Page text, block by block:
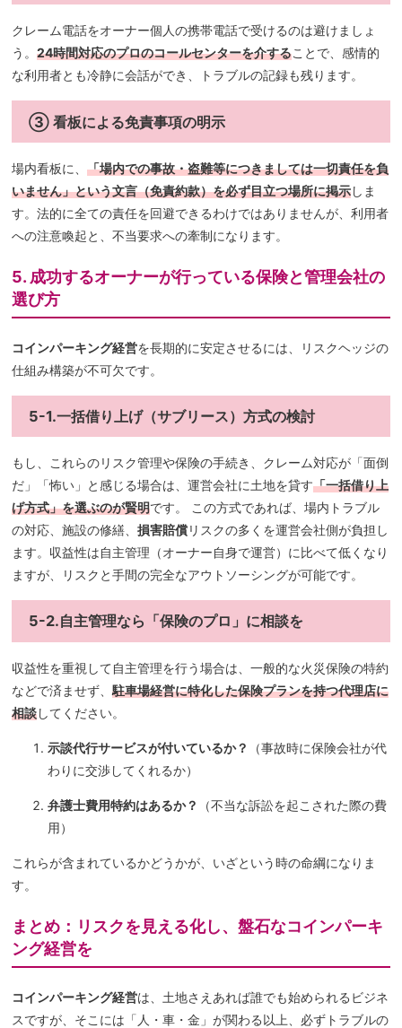
クレーム電話をオーナー個人の携帯電話で受けるのは避けましょ
う。24時間対応のプロのコールセンターを介することで、感情的
な利用者とも冷静に会話ができ、トラブルの記録も残ります。
③ 看板による免責事項の明示
場内看板に、「場内での事故・盗難等につきましては一切責任を負
いません」という文言（免責約款）を必ず目立つ場所に掲示しま
す。法的に全ての責任を回避できるわけではありませんが、利用者
への注意喚起と、不当要求への牽制になります。
5. 成功するオーナーが行っている保険と管理会社の
選び方
コインパーキング経営を長期的に安定させるには、リスクヘッジの
仕組み構築が不可欠です。
5-1.一括借り上げ（サブリース）方式の検討
もし、これらのリスク管理や保険の手続き、クレーム対応が「面倒
だ」「怖い」と感じる場合は、運営会社に土地を貸す「一括借り上
げ方式」を選ぶのが賢明です。 この方式であれば、場内トラブル
の対応、施設の修繕、損害賠償リスクの多くを運営会社側が負担し
ます。収益性は自主管理（オーナー自身で運営）に比べて低くなり
ますが、リスクと手間の完全なアウトソーシングが可能です。
5-2.自主管理なら「保険のプロ」に相談を
収益性を重視して自主管理を行う場合は、一般的な火災保険の特約
などで済ませず、駐車場経営に特化した保険プランを持つ代理店に
相談してください。
示談代行サービスが付いているか？
（事故時に保険会社が代
わりに交渉してくれるか）
弁護士費用特約はあるか？
（不当な訴訟を起こされた際の費
用）
これらが含まれているかどうかが、いざという時の命綱になりま
す。
まとめ：リスクを見える化し、盤石なコインパーキ
ング経営を
コインパーキング経営は、土地さえあれば誰でも始められるビジネ
スですが、そこには「人・車・金」が関わる以上、必ずトラブルの